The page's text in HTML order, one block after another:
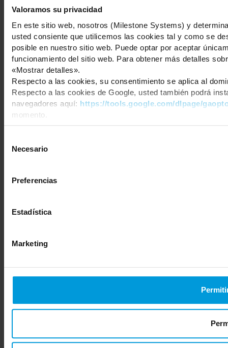
Valoramos su privacidad
En este sitio web, nosotros (Milestone Systems) y
usted consiente que utilicemos las cookies tal y como se
posible en nuestro sitio web. Puede optar por aceptar
funcionamiento del sitio web. Para obtener más detalles
«Mostrar detalles».
Respecto a las cookies, su consentimiento se aplica al
Respecto a las cookies de Google, usted también podrá
navegadores aquí: https://tools.google.com/dlpage/
momento.
Necesario
Preferencias
Estadística
Marketing